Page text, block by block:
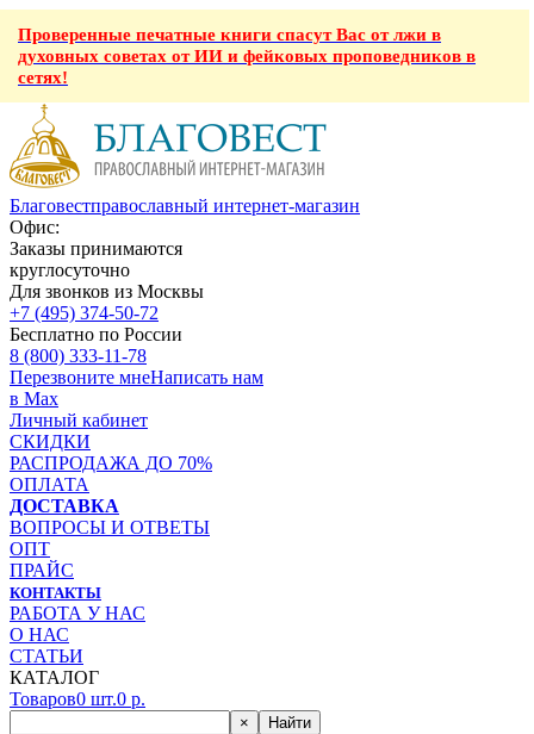
Проверенные печатные книги спасут Вас от лжи в
духовных советах от ИИ и фейковых проповедников в
сетях!
Благовестправославный интернет-магазин
Офис:
Заказы принимаются
круглосуточно
Для звонков из Москвы
+7 (495) 374-50-72
Бесплатно по России
8 (800) 333-11-78
Перезвоните мнеНаписать нам
в Max
Личный кабинет
СКИДКИ
РАСПРОДАЖА ДО 70%
ОПЛАТА
ДОСТАВКА
ВОПРОСЫ И ОТВЕТЫ
ОПТ
ПРАЙС
КОНТАКТЫ
РАБОТА У НАС
О НАС
СТАТЬИ
КАТАЛОГ
Товаров0 шт.0 р.
× Найти